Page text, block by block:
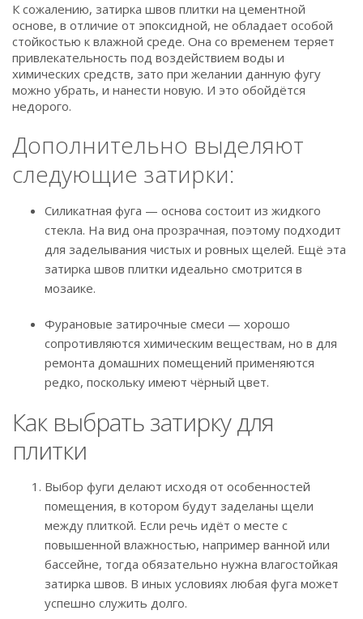
К сожалению, затирка швов плитки на цементной
основе, в отличие от эпоксидной, не обладает особой
стойкостью к влажной среде. Она со временем теряет
привлекательность под воздействием воды и
химических средств, зато при желании данную фугу
можно убрать, и нанести новую. И это обойдётся
недорого.
Дополнительно выделяют
следующие затирки:
Силикатная фуга — основа состоит из жидкого
стекла. На вид она прозрачная, поэтому подходит
для заделывания чистых и ровных щелей. Ещё эта
затирка швов плитки идеально смотрится в
мозаике.
Фурановые затирочные смеси — хорошо
сопротивляются химическим веществам, но в для
ремонта домашних помещений применяются
редко, поскольку имеют чёрный цвет.
Как выбрать затирку для
плитки
Выбор фуги делают исходя от особенностей
помещения, в котором будут заделаны щели
между плиткой. Если речь идёт о месте с
повышенной влажностью, например ванной или
бассейне, тогда обязательно нужна влагостойкая
затирка швов. В иных условиях любая фуга может
успешно служить долго.